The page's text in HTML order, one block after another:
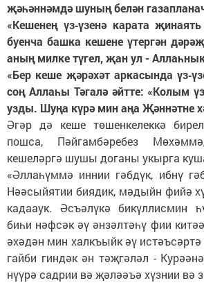
җәһәннәмдә шуның белән
«Кешенең үз‑үзенә карата
буенча башка кешене үтергән
аның милке түгел, җан ул -
«Бер кеше җәрәхәт аркасында
соң Аллаһы Тәгалә әйтте: «Колым
узды. Шуңа күрә мин аңа Җәннәтне
Әгәр дә кеше төшенкелеккә
пошса, Пәйгамбәребез
кешеләргә шушы доганы укырга
«Әллаһүммә иннии гәбдүк, ибнү
Нәәсыйятии биядик, мәдыйн фийә
кадааук. Әсъәлүкә бикүллисмин
биһи нәфсәк әү әнзәлтәһү фии
әхәдән мин халкъыйк әү
гайби гиндәк ән тәҗгәләл -
нүүрә садрии вә җәләәъә хүзнии вә